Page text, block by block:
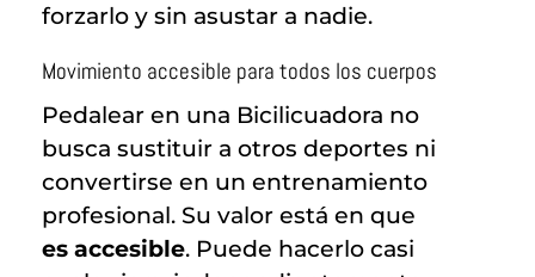
forzarlo y sin asustar a nadie.
Movimiento accesible para todos los cuerpos
Pedalear en una Bicilicuadora no
busca sustituir a otros deportes ni
convertirse en un entrenamiento
profesional. Su valor está en que
es accesible. Puede hacerlo casi